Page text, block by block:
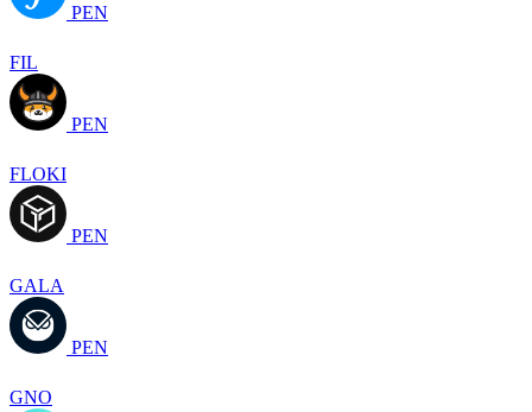
PEN
FIL
PEN
FLOKI
PEN
GALA
PEN
GNO